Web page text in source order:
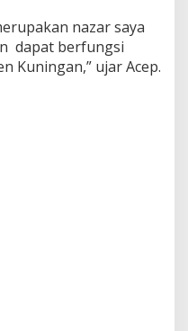
nazar saya
dapat berfungsi
Kuningan,” ujar Acep.